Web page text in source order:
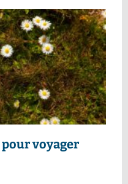
pour voyager